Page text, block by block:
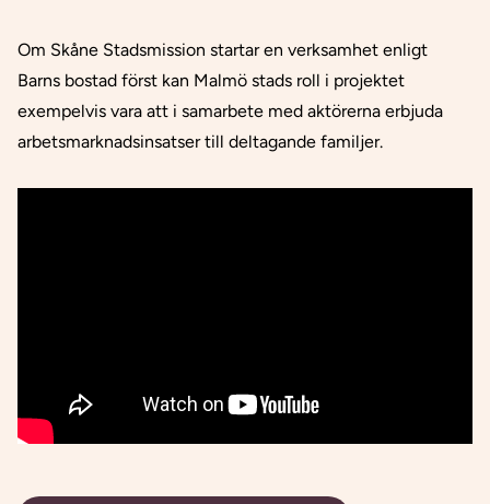
Om Skåne Stadsmission startar en verksamhet enligt
Barns bostad först kan Malmö stads roll i projektet
exempelvis vara att i samarbete med aktörerna erbjuda
arbetsmarknadsinsatser till deltagande familjer.